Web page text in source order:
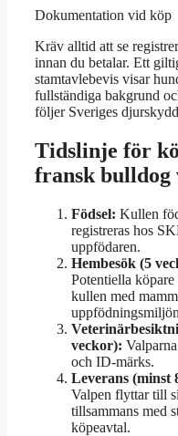
Dokumentation vid köp
Kräv alltid att se
innan du betalar. Ett
stamtavlebevis visar
fullständiga bakgrund
följer Sveriges
Tidslinje för
fransk bulldog
Födsel: Kullen
registreras hos
uppfödaren.
Hembesök (5
Potentiella köpare
kullen med
veckor):
och ID-märks.
Leverans (minst
Valpen flyttar till
tillsammans med
köpeavtal.